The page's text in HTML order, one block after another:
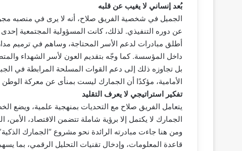
بُعد إنساني لا يغيب عن قلبه
الجميل في شخصية الفريق صلاح، أنه لا يرى في منصبه
عن دوره التنفيذي. لذلك، كانت المسؤولية المجتمعية إحدى
أطلق مبادرات لدعم الأسر المحتاجة، وساهم في ترميم
داخل المؤسسة. كما وجّه بتقديم العون لأسر الشهداء
بل تجاوزه ذلك إلى دعم القوات المسلحة المرابطة في
الأمامية، مؤكدًا أن الجمارك ليست بمنأى عن معركة
تفكير استراتيجي لا يعرف التقليد
يتعامل الفريق صلاح مع التحديات بمنهجية علمية، ويضع
الجمارك لا يكتمل إلا برؤية شاملة تتضمن الاقتصاد، الأمن،
ومن هنا جاءت مبادرته الرائدة نحو مشروع “الجمارك
قاعدة المعلومات، وإدخال تقنيات التحليل الرقمي، بما